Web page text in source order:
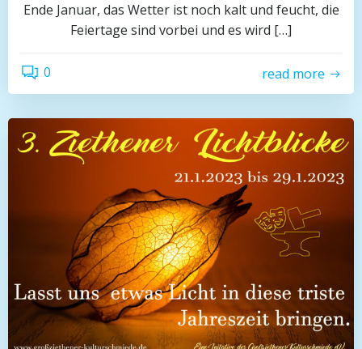
Ende Januar, das Wetter ist noch kalt und feucht, die
Feiertage sind vorbei und es wird […]
0 read more